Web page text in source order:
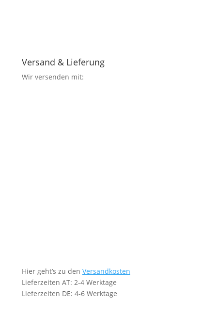
Versand & Lieferung
Wir versenden mit:
Hier geht’s zu den Versandkosten
Lieferzeiten AT: 2-4 Werktage
Lieferzeiten DE: 4-6 Werktage